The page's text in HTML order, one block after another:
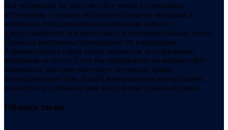
Все материалы на данном сайте взяты из открытых
источников — имеют обратную ссылку на материал в
интернете или присланы посетителями сайта и
предоставляются исключительно в ознакомительных целях.
Права на материалы принадлежат их владельцам.
Администрация сайта ответственности за содержание
материала не несет. Если Вы обнаружили на нашем сайте
материалы, которые нарушают авторские права,
принадлежащие Вам, Вашей компании или организации,
пожалуйста, сообщите нам через форму обратной связи.
Облако тегов